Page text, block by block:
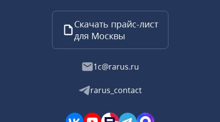
Скачать прайс-лист
для Москвы
1c@rarus.ru
rarus_contact